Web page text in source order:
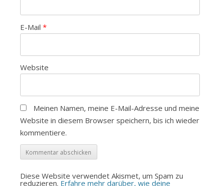
E-Mail *
Website
Meinen Namen, meine E-Mail-Adresse und meine
Website in diesem Browser speichern, bis ich wieder
kommentiere.
Diese Website verwendet Akismet, um Spam zu
reduzieren. Erfahre mehr darüber, wie deine